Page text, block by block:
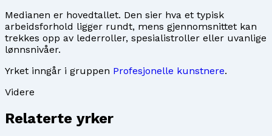
Medianen er hovedtallet. Den sier hva et typisk
arbeidsforhold ligger rundt, mens gjennomsnittet kan
trekkes opp av lederroller, spesialistroller eller uvanlige
lønnsnivåer.
Yrket inngår i gruppen Profesjonelle kunstnere.
Videre
Relaterte yrker